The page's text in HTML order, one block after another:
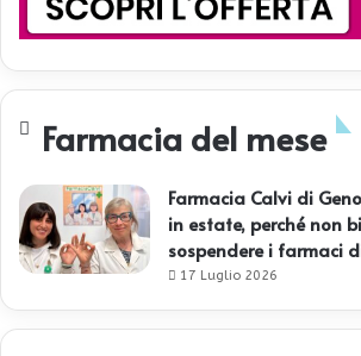
Farmacia del mese
Farmacia Calvi di
in estate, perché non
sospendere i farmaci
17 Luglio 2026